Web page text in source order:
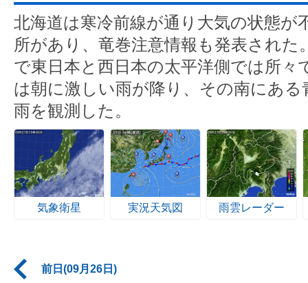
北海道は寒冷前線が通り大気の状態が
所があり、竜巻注意情報も発表された
で東日本と西日本の太平洋側では所々
は朝に激しい雨が降り、その南にあ
雨を観測した。
気象衛星 実況天気図 雨雲レーダー
前日(09月26日)